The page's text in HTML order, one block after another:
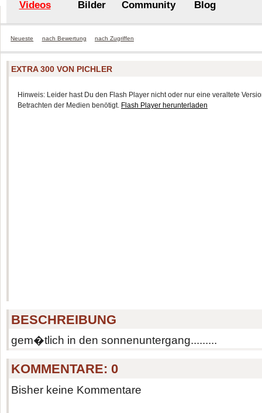
Videos Bilder Community Blog
Neueste nach Bewertung nach Zugriffen
EXTRA 300 VON PICHLER
Hinweis: Leider hast Du den Flash Player nicht oder nur eine veraltete
Betrachten der Medien benötigt. Flash Player herunterladen
BESCHREIBUNG
gem�tlich in den sonnenuntergang.........
KOMMENTARE:0
Bisher keine Kommentare